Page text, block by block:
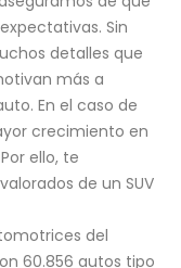
Sin
detalles que
más a
En el caso de
crecimiento en
ello, te
de un SUV
del
60.856 autos tipo